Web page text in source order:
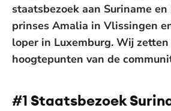
staatsbezoek aan Suriname
prinses Amalia in Vlissingen
loper in Luxemburg. Wij zetten
hoogtepunten van de
#1 Staatsbezoek